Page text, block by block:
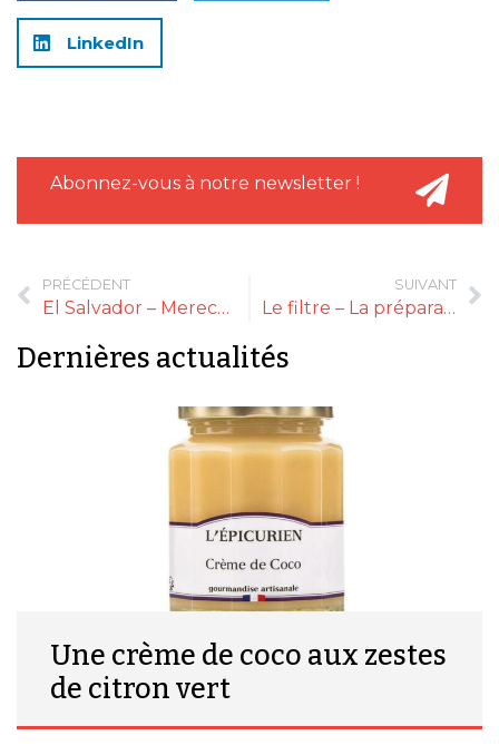
LinkedIn
Abonnez-vous à notre newsletter !
PRÉCÉDENT
El Salvador – Mereces lo que sueñas
SUIVANT
Le filtre – La préparation d’hier et de demain
Dernières actualités
Une crème de coco aux zestes
de citron vert